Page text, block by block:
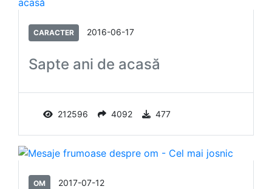
CARACTER 2016-06-17
Sapte ani de acasă
212596 4092 477
OM 2017-07-12